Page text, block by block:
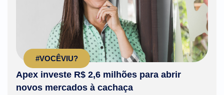
#VOCÊVIU?
Apex investe R$ 2,6 milhões para abrir
novos mercados à cachaça